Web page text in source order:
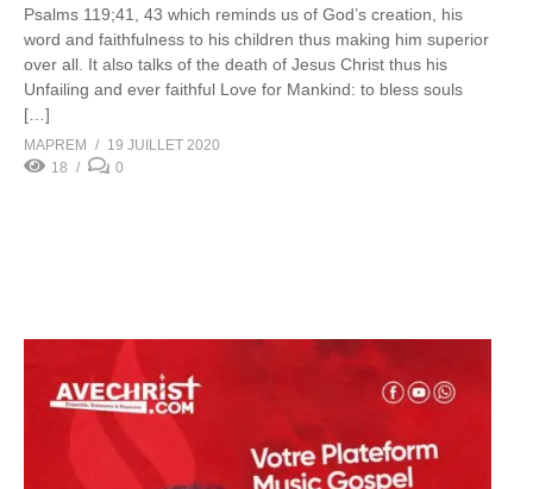
Psalms 119;41, 43 which reminds us of God’s creation, his
word and faithfulness to his children thus making him superior
over all. It also talks of the death of Jesus Christ thus his
Unfailing and ever faithful Love for Mankind: to bless souls
[…]
MAPREM
19 JUILLET 2020
18
0